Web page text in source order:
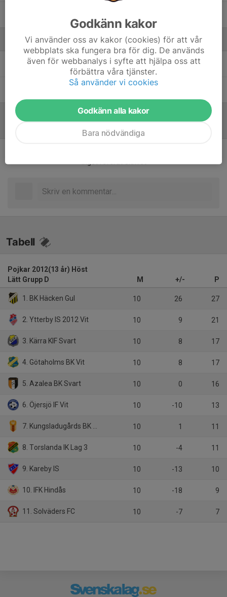
Ledare
Kim WikbergTränare
Inget referat skrivet
Tabell
Pojkar 2012(13 år) Höst
Lätt Grupp D
M +/- P
1. BK Häcken Gul 10 26 27
2. Ytterby IS 2012 Vit 10 9 21
3. Kärra KIF Svart 10 8 17
4. Götaholms BK Vit 10 8 17
5. Azalea BK Svart 10 0 16
6. Öjersjö IF Vit 10 -10 13
7. Kungsladugårds BK Vinröd 10 1 11
8. Torslanda IK Lag 3 10 -4 11
9. Kareby IS 10 -13 10
10. IFK Hindås 10 -18 9
11. Solväders FC 10 -7 7
Godkänn kakor
Vi använder oss av kakor (cookies) för att vår
webbplats ska fungera bra för dig. De används
även för webbanalys i syfte att hjälpa oss att
förbättra våra tjänster.
Så använder vi cookies
Godkänn alla kakor
Bara nödvändiga